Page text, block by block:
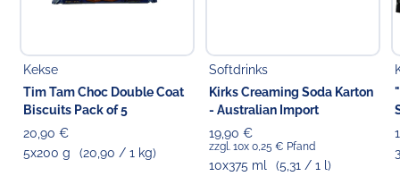
Kekse
Tim Tam Choc Double Coat
Biscuits Pack of 5
20,90 €
5x200 g
(20,90 / 1 kg)
Softdrinks
Kirks Creaming Soda Karton
- Australian Import
19,90 €
zzgl. 10x 0,25 € Pfand
10x375 ml (5,31 / 1 l)